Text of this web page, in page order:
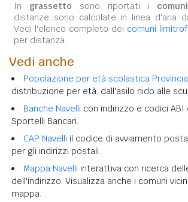
In grassetto sono riportati i
distanze sono calcolate in linea d'aria
Vedi l'elenco completo dei comuni
per distanza.
Vedi anche
Popolazione per età scolastica
distribuzione per età, dall'asilo nido alle
Banche Navelli con indirizzo e codici ABI
Sportelli Bancari.
CAP Navelli il codice di avviamento
per gli indirizzi postali.
Mappa Navelli interattiva con ricerca
dell'indirizzo. Visualizza anche i comuni
mappa.